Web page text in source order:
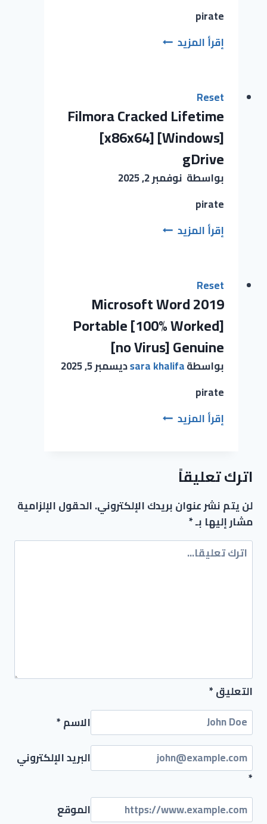
pirate
إقرأ المزيد
Reset
Filmora Cracked Lifetime
[x86x64] [Windows]
gDrive
بواسطة نوفمبر 2, 2025
pirate
إقرأ المزيد
Reset
Microsoft Word 2019
Portable [100% Worked]
[no Virus] Genuine
بواسطةsara khalifaديسمبر 5, 2025
pirate
إقرأ المزيد
اترك تعليقاً
لن يتم نشر عنوان بريدك الإلكتروني.الحقول الإلزامية
مشار إليها بـ*
التعليق*
الاسم*
البريد الإلكتروني
*
الموقع